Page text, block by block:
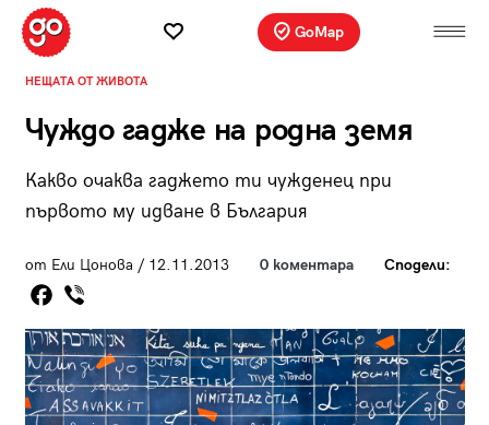
GoMap
НЕЩАТА ОТ ЖИВОТА
Чуждо гадже на родна земя
Какво очаква гаджето ти чужденец при
първото му идване в България
от Ели Цонова / 12.11.2013 0 коментара Сподели: